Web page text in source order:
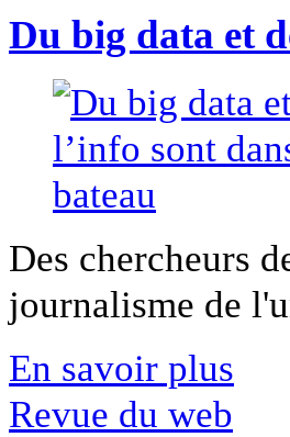
Du big data et
Des chercheurs
journalisme de
En savoir plus
Revue du web